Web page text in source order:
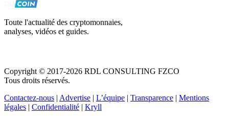
Toute l'actualité des cryptomonnaies,
analyses, vidéos et guides.
Copyright © 2017-2026 RDL CONSULTING FZCO
Tous droits réservés.
Contactez-nous | Advertise | L’équipe | Transparence | Mentions
légales | Confidentialité | Kryll